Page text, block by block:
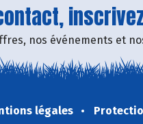
nos événements et
légales